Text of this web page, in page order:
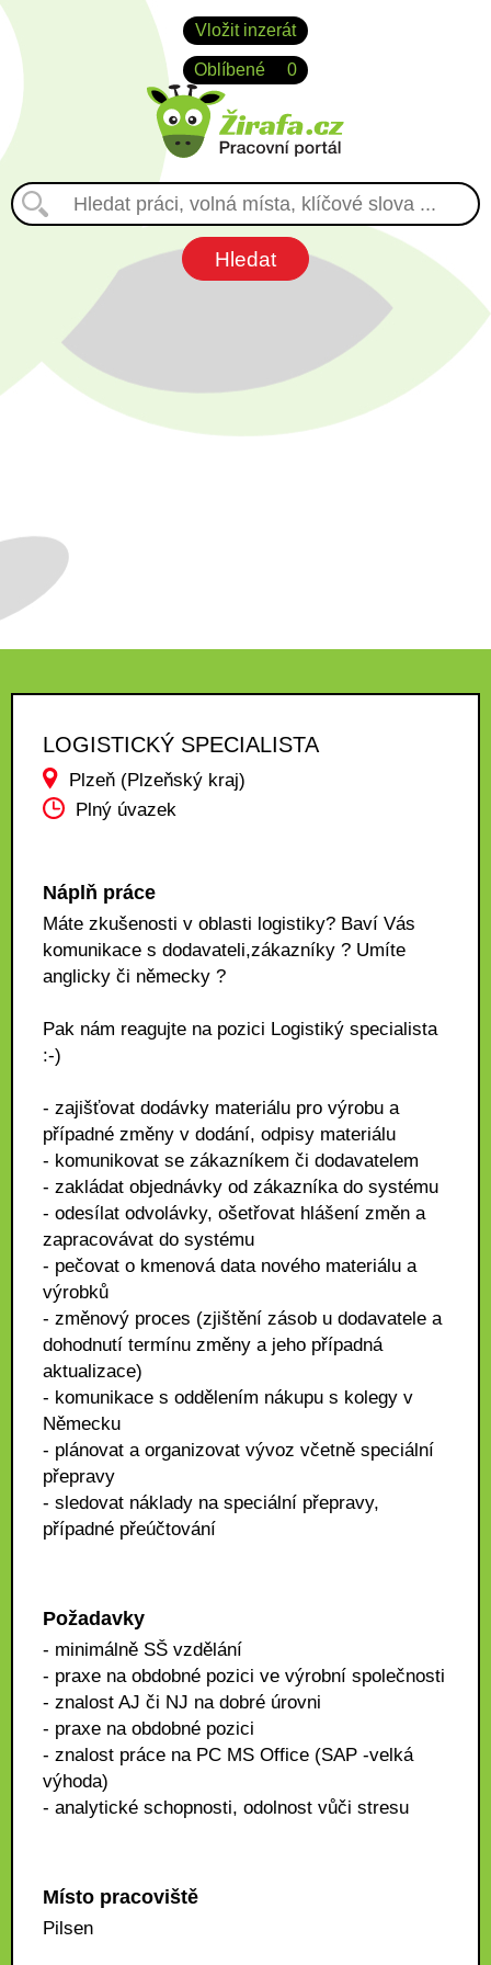
Vložit inzerát
Oblíbené 0
LOGISTICKÝ SPECIALISTA
Plzeň (Plzeňský kraj)
Plný úvazek
Náplň práce
Máte zkušenosti v oblasti logistiky? Baví Vás
komunikace s dodavateli,zákazníky ? Umíte
anglicky či německy ?
Pak nám reagujte na pozici Logistiký specialista
:-)
- zajišťovat dodávky materiálu pro výrobu a
případné změny v dodání, odpisy materiálu
- komunikovat se zákazníkem či dodavatelem
- zakládat objednávky od zákazníka do systému
- odesílat odvolávky, ošetřovat hlášení změn a
zapracovávat do systému
- pečovat o kmenová data nového materiálu a
výrobků
- změnový proces (zjištění zásob u dodavatele a
dohodnutí termínu změny a jeho případná
aktualizace)
- komunikace s oddělením nákupu s kolegy v
Německu
- plánovat a organizovat vývoz včetně speciální
přepravy
- sledovat náklady na speciální přepravy,
případné přeúčtování
Požadavky
- minimálně SŠ vzdělání
- praxe na obdobné pozici ve výrobní společnosti
- znalost AJ či NJ na dobré úrovni
- praxe na obdobné pozici
- znalost práce na PC MS Office (SAP -velká
výhoda)
- analytické schopnosti, odolnost vůči stresu
Místo pracoviště
Pilsen